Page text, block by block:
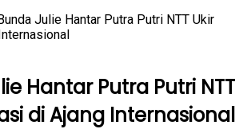
Julie Hantar Putra Putri NTT Ukir
Hantar Putra Putri NTT
di Ajang Internasional